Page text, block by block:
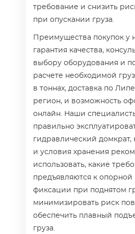
требование и снизить
при опускании груза.
Преимущества покупок у
гарантия качества,
выбору оборудования и
расчете необходимой
в тоннах, доставка по
регион, и возможность
онлайн. Наши
правильно
гидравлический домкрат,
и условия хранения
использовать, какие
предъявляются к опорной
фиксации при поднятом
минимизировать риск
обеспечить плавный
груза.